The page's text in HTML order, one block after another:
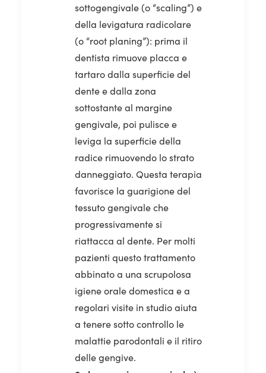
sottogengivale (o “scaling”) e
della levigatura radicolare
(o “root planing”): prima il
dentista rimuove placca e
tartaro dalla superficie del
dente e dalla zona
sottostante al margine
gengivale, poi pulisce e
leviga la superficie della
radice rimuovendo lo strato
danneggiato. Questa terapia
favorisce la guarigione del
tessuto gengivale che
progressivamente si
riattacca al dente. Per molti
pazienti questo trattamento
abbinato a una scrupolosa
igiene orale domestica e a
regolari visite in studio aiuta
a tenere sotto controllo le
malattie parodontali e il ritiro
delle gengive.